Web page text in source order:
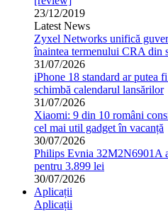
23/12/2019
Latest News
Zyxel Networks unifică
înaintea termenului CRA din
31/07/2026
iPhone 18 standard ar putea
schimbă calendarul lansărilor
31/07/2026
Xiaomi: 9 din 10 români
cel mai util gadget în vacanță
30/07/2026
Philips Evnia 32M2N6901A
pentru 3.899 lei
30/07/2026
Aplicații
Aplicații